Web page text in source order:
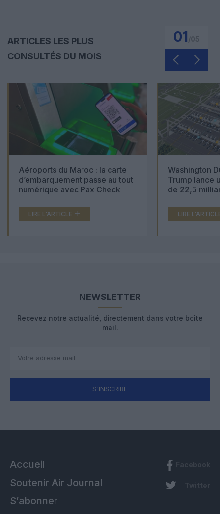
ARTICLES LES PLUS
CONSULTÉS DU MOIS
01
Aéroports du Maroc : la carte
d’embarquement passe au tout
numérique avec Pax Check
LIRE L'ARTICLE
Washington
Trump lance
de 22,5
LIRE
NEWSLETTER
Recevez notre actualité, directement dans votre boîte
mail.
S'INSCRIRE
Accueil
Soutenir Air Journal
S’abonner